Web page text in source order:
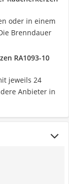
oder in einem
Brenndauer
RA1093-10
jeweils 24
Anbieter in